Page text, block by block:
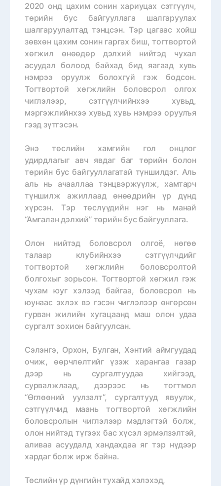
2020 онд цахим сонин хариуцах сэтгүүлч,
төрийн бус байгууллага шалгаруулах
шалгаруулалтад тэнцсэн. Тэр цагаас хойш
зөвхөн цахим сонин гаргах биш, тогтвортой
хөгжил өнөөдөр дэлхий нийтэд чухал
асуудал болоод байхад бид яагаад хувь
нэмрээ оруулж болохгүй гэж бодсон.
Тогтвортой хөгжлийн боловсрол олгох
чиглэлээр, сэтгүүлчийнхээ хувьд,
мэргэжлийнхээ хувьд хувь нэмрээ оруулъя
гээд зүтгэсэн.
Энэ төслийн хамгийн гол онцлог
удирдлагыг авч явдаг баг төрийн болон
төрийн бус байгууллагатай түншилдэг. Аль
аль нь ачааллаа тэнцвэржүүлж, хамтарч
түншилж ажиллаад өнөөдрийн үр дүнд
хүрсэн. Тэр төслүүдийн нэг нь манай
“Амгалан дэлхий” төрийн бус байгууллага.
Олон нийтэд боловсрол олгоё, нөгөө
талаар клубийнхээ сэтгүүлчдийг
тогтвортой хөгжлийн боловсролтой
болгохыг зорьсон. Тогтвортой хөгжил гэж
чухам юуг хэлээд байгаа, боловсрол нь
юунаас эхлэх вэ гэсэн чиглэлээр өнгөрсөн
гурван жилийн хугацаанд маш олон удаа
сургалт зохион байгуулсан.
Сэлэнгэ, Орхон, Булган, Хэнтий аймгуудад
очиж, өөрчлөлтийг үзэж харангаа газар
дээр нь сургалтуудаа хийгээд,
сурвалжлаад, дээрээс нь тогтмол
“Өглөөний уулзалт”, сургалтууд явуулж,
сэтгүүлчид маань тогтвортой хөгжлийн
боловсролын чиглэлээр мэдлэгтэй болж,
олон нийтэд түгээх бас хүсэл эрмэлзэлтэй,
аливаа асуудалд хандахдаа яг тэр нүдээр
хардаг болж ирж байна.
Төслийн үр дүнгийн тухайд хэлэхэд,